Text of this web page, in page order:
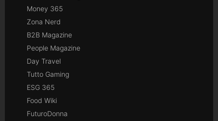
Money 365
Zona Nerd
B2B Magazine
People Magazine
Day Travel
Tutto Gaming
ESG 365
Food Wiki
FuturoDonna